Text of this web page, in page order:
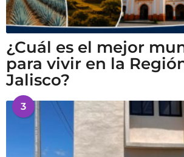
¿Cuál es el mejor
para vivir en la
Jalisco?
3